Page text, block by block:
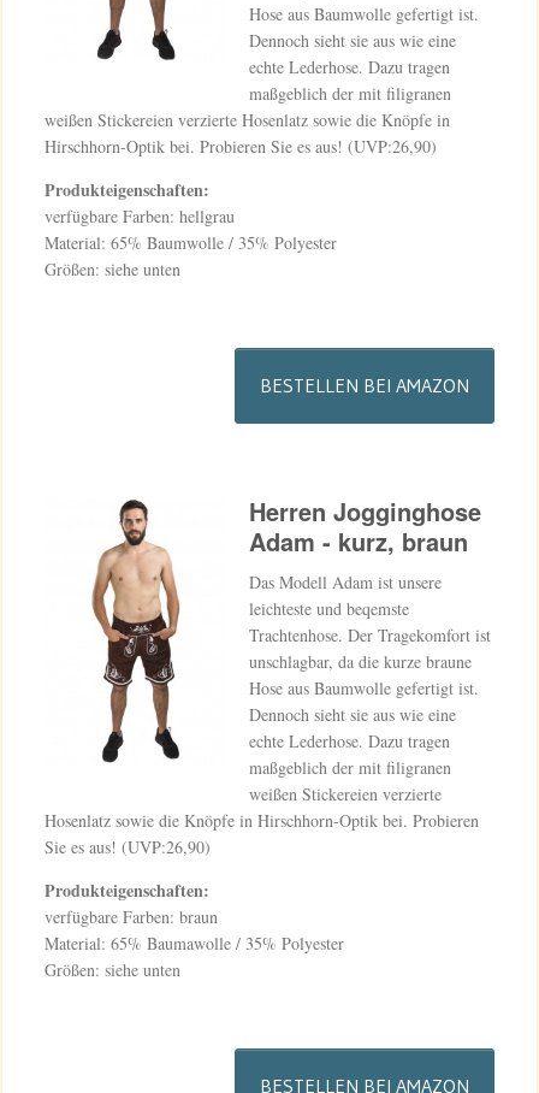
Hose aus Baumwolle gefertigt ist.
Dennoch sieht sie aus wie eine
echte Lederhose. Dazu tragen
maßgeblich der mit filigranen
weißen Stickereien verzierte Hosenlatz sowie die Knöpfe in
Hirschhorn-Optik bei. Probieren Sie es aus! (UVP:26,90)
Produkteigenschaften:
verfügbare Farben: hellgrau
Material: 65% Baumwolle / 35% Polyester
Größen: siehe unten
BESTELLEN BEI AMAZON
Herren Jogginghose
Adam - kurz, braun
Das Modell Adam ist unsere
leichteste und beqemste
Trachtenhose. Der Tragekomfort ist
unschlagbar, da die kurze braune
Hose aus Baumwolle gefertigt ist.
Dennoch sieht sie aus wie eine
echte Lederhose. Dazu tragen
maßgeblich der mit filigranen
weißen Stickereien verzierte
Hosenlatz sowie die Knöpfe in Hirschhorn-Optik bei. Probieren
Sie es aus! (UVP:26,90)
Produkteigenschaften:
verfügbare Farben: braun
Material: 65% Baumawolle / 35% Polyester
Größen: siehe unten
BESTELLEN BEI AMAZON